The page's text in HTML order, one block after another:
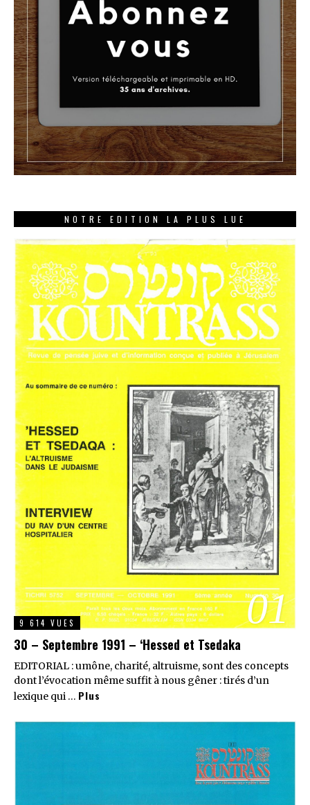
NOTRE EDITION LA PLUS LUE
9 614 VUES 01
30 – Septembre 1991 – ‘Hessed et Tsedaka
EDITORIAL : umône, charité, altruisme, sont des concepts
dont l’évocation même suffit à nous gêner : tirés d’un
lexique qui … Plus